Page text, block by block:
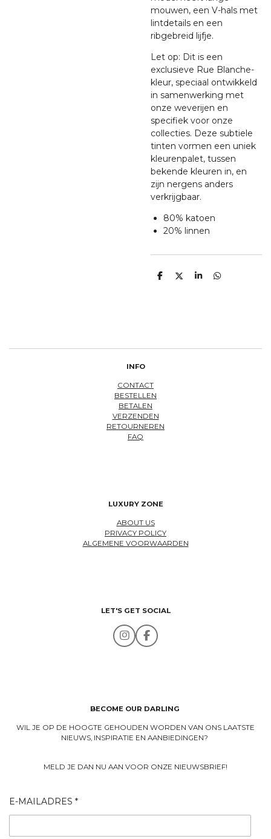
mouwen, een V-hals met
lintdetails en een
ribgebreid lijfje.
Let op: Dit is een
exclusieve Rue Blanche-
kleur, speciaal ontwikkeld
in samenwerking met
onze weverijen en
specifiek voor onze
collecties. Deze subtiele
tinten vormen een uniek
kleurenpalet, tussen
bekende kleuren in, en
zijn nergens anders
verkrijgbaar.
80% katoen
20% linnen
D
D
S
D
INFO
CONTACT
BESTELLEN
BETALEN
VERZENDEN
RETOURNEREN
FAQ
LUXURY ZONE
ABOUT US
PRIVACY POLICY
ALGEMENE VOORWAARDEN
LET'S GET SOCIAL
I
n
a
F
a
k
BECOME OUR DARLING
WIL JE OP DE HOOGTE GEHOUDEN WORDEN VAN ONS LAATSTE
NIEUWS, INSPIRATIE EN AANBIEDINGEN?
MELD JE DAN NU AAN VOOR ONZE NIEUWSBRIEF!
E-MAILADRES *